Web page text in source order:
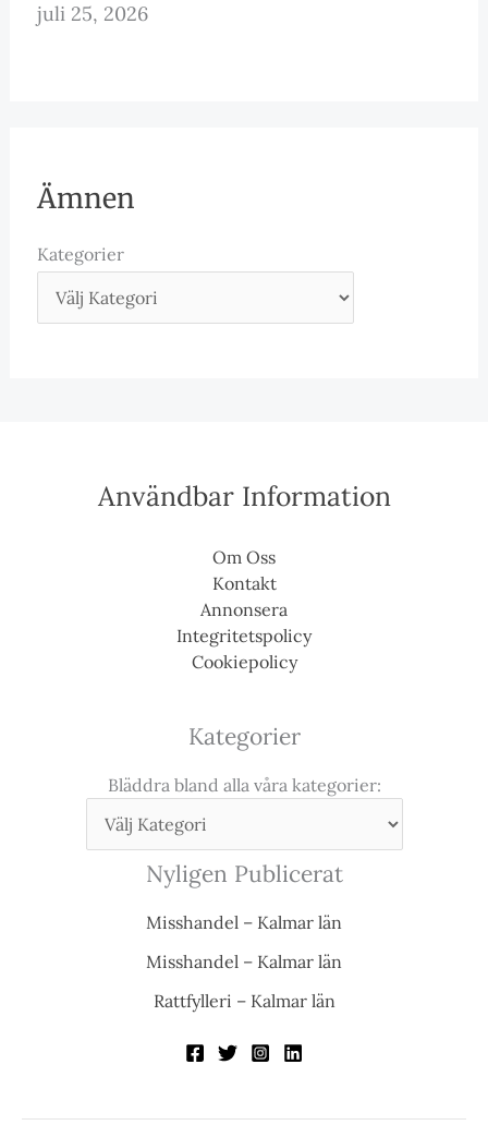
juli 25, 2026
Ämnen
Kategorier
Användbar Information
Om Oss
Kontakt
Annonsera
Integritetspolicy
Cookiepolicy
Kategorier
Bläddra bland alla våra kategorier:
Nyligen Publicerat
Misshandel – Kalmar län
Misshandel – Kalmar län
Rattfylleri – Kalmar län